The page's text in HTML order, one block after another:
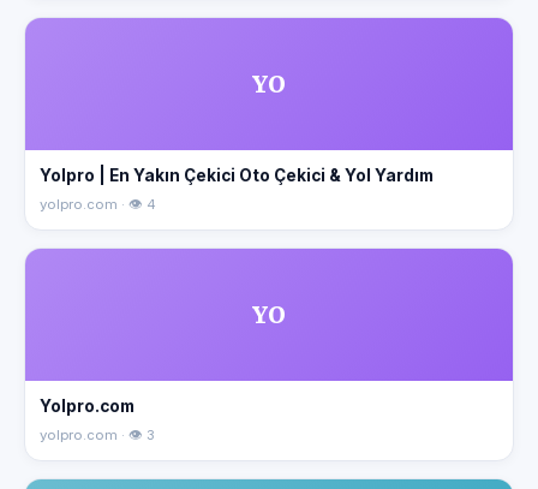
YO
Yolpro | En Yakın Çekici Oto Çekici & Yol Yardım
yolpro.com · 👁 4
YO
Yolpro.com
yolpro.com · 👁 3